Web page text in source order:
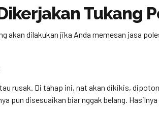
Tukang
akan dilakukan jika Anda memesan jasa
rusak. Di tahap ini, nat akan dikikis,
pun disesuaikan biar nggak belang.